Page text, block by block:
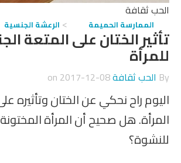
الحب ثقافة
الممارسة الحميمة الرعشة الجنسية
تأثير الختان على المتعة
للمرأة
By الحب ثقافة2017-12-08
اليوم راح نحكي عن الختان وتأثيره
المرأة. هل صحيح أن المرأة
للنشوة؟